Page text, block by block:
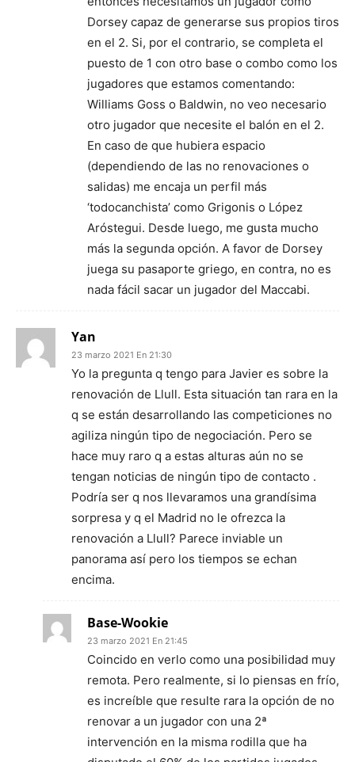
Dorsey capaz de generarse sus propios tiros
en el 2. Si, por el contrario, se completa el
puesto de 1 con otro base o combo como los
jugadores que estamos comentando:
Williams Goss o Baldwin, no veo necesario
otro jugador que necesite el balón en el 2.
En caso de que hubiera espacio
(dependiendo de las no renovaciones o
salidas) me encaja un perfil más
‘todocanchista’ como Grigonis o López
Aróstegui. Desde luego, me gusta mucho
más la segunda opción. A favor de Dorsey
juega su pasaporte griego, en contra, no es
nada fácil sacar un jugador del Maccabi.
Yan
23 marzo 2021 En 21:30
Yo la pregunta q tengo para Javier es sobre la
renovación de Llull. Esta situación tan rara en la
q se están desarrollando las competiciones no
agiliza ningún tipo de negociación. Pero se
hace muy raro q a estas alturas aún no se
tengan noticias de ningún tipo de contacto .
Podría ser q nos llevaramos una grandísima
sorpresa y q el Madrid no le ofrezca la
renovación a Llull? Parece inviable un
panorama así pero los tiempos se echan
encima.
Base-Wookie
23 marzo 2021 En 21:45
Coincido en verlo como una posibilidad muy
remota. Pero realmente, si lo piensas en frío,
es increíble que resulte rara la opción de no
renovar a un jugador con una 2ª
intervención en la misma rodilla que ha